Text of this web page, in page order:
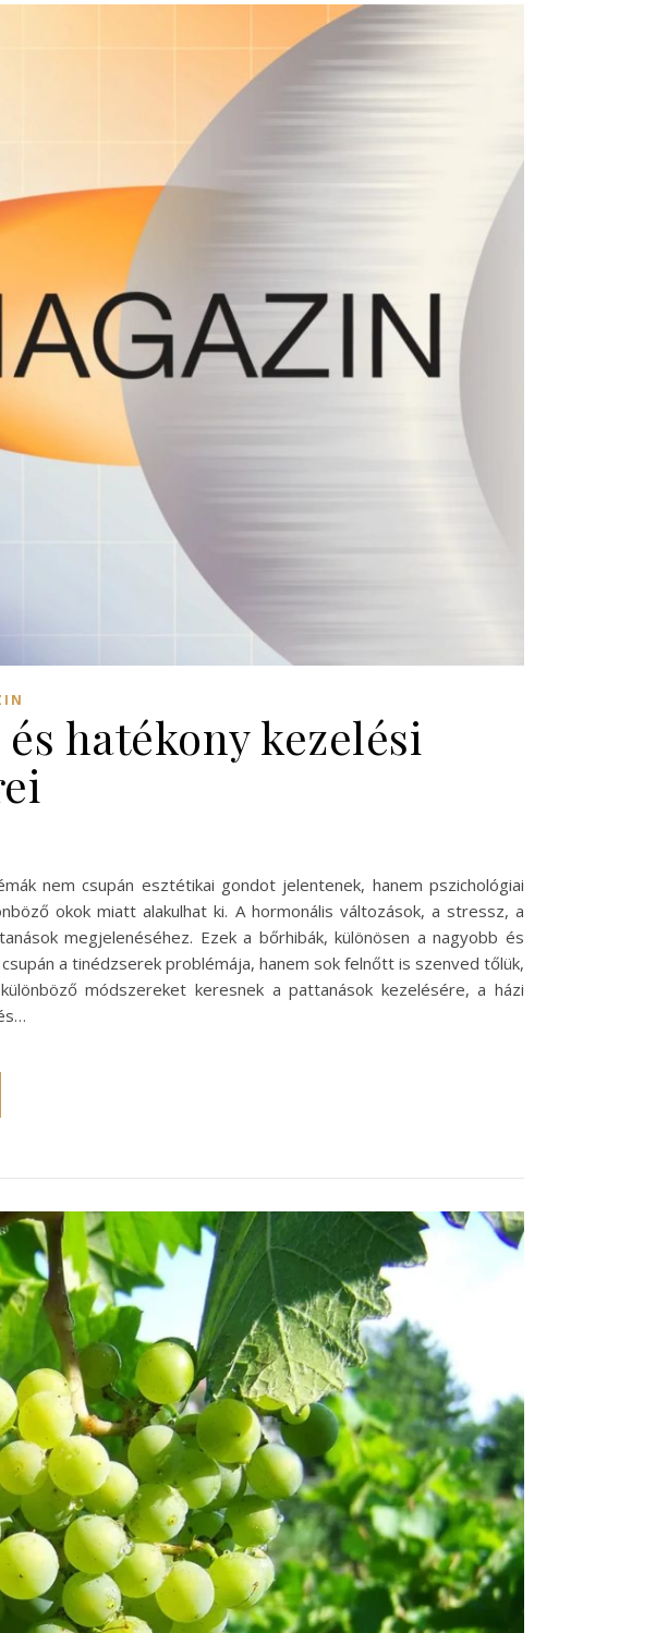
hatékony kezelési
nem csupán esztétikai gondot jelentenek, hanem pszichológiai
okok miatt alakulhat ki. A hormonális változások, a stressz, a
megjelenéséhez. Ezek a bőrhibák, különösen a nagyobb és
a tinédzserek problémája, hanem sok felnőtt is szenved tőlük,
módszereket keresnek a pattanások kezelésére, a házi